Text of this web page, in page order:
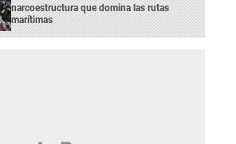
narcoestructura que domina las rutas
marítimas